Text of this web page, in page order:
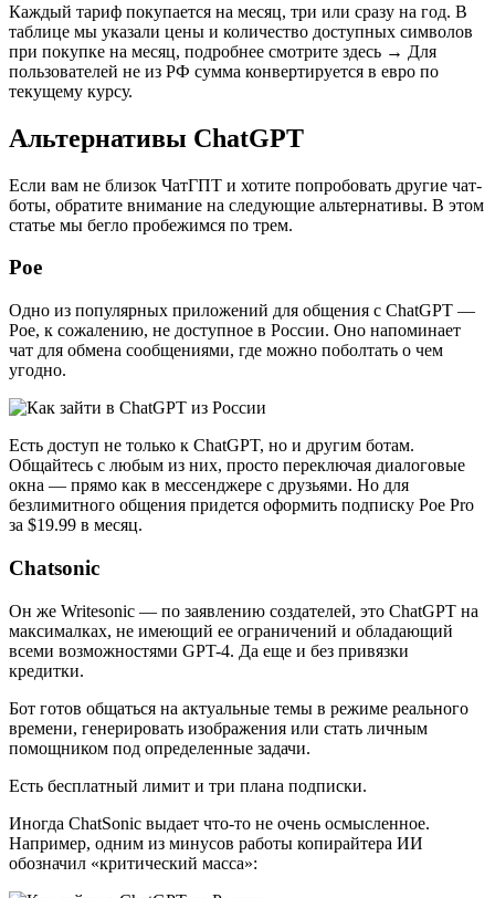
Каждый тариф покупается на месяц, три или сразу на год. В
таблице мы указали цены и количество доступных символов
при покупке на месяц, подробнее смотрите здесь → Для
пользователей не из РФ сумма конвертируется в евро по
текущему курсу.
Альтернативы ChatGPT
Если вам не близок ЧатГПТ и хотите попробовать другие чат-
боты, обратите внимание на следующие альтернативы. В этом
статье мы бегло пробежимся по трем.
Poe
Одно из популярных приложений для общения с ChatGPT —
Poe, к сожалению, не доступное в России. Оно напоминает
чат для обмена сообщениями, где можно поболтать о чем
угодно.
Есть доступ не только к ChatGPT, но и другим ботам.
Общайтесь с любым из них, просто переключая диалоговые
окна — прямо как в мессенджере с друзьями. Но для
безлимитного общения придется оформить подписку Рое Рro
за $19.99 в месяц.
Chatsonic
Он же Writesonic — по заявлению создателей, это ChatGPT на
максималках, не имеющий ее ограничений и обладающий
всеми возможностями GPT-4. Да еще и без привязки
кредитки.
Бот готов общаться на актуальные темы в режиме реального
времени, генерировать изображения или стать личным
помощником под определенные задачи.
Есть бесплатный лимит и три плана подписки.
Иногда ChatSonic выдает что-то не очень осмысленное.
Например, одним из минусов работы копирайтера ИИ
обозначил «критический масса»: